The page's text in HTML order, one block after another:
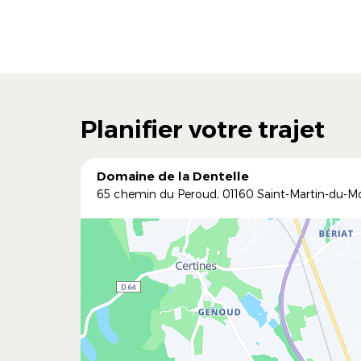
Planifier votre trajet
Domaine de la Dentelle
65 chemin du Peroud, 01160 Saint-Martin-du-